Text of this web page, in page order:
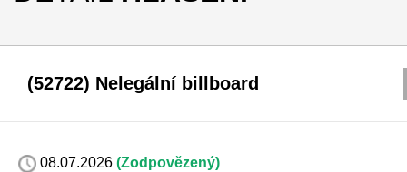
(52722) Nelegální billboard
08.07.2026 (Zodpovězený)